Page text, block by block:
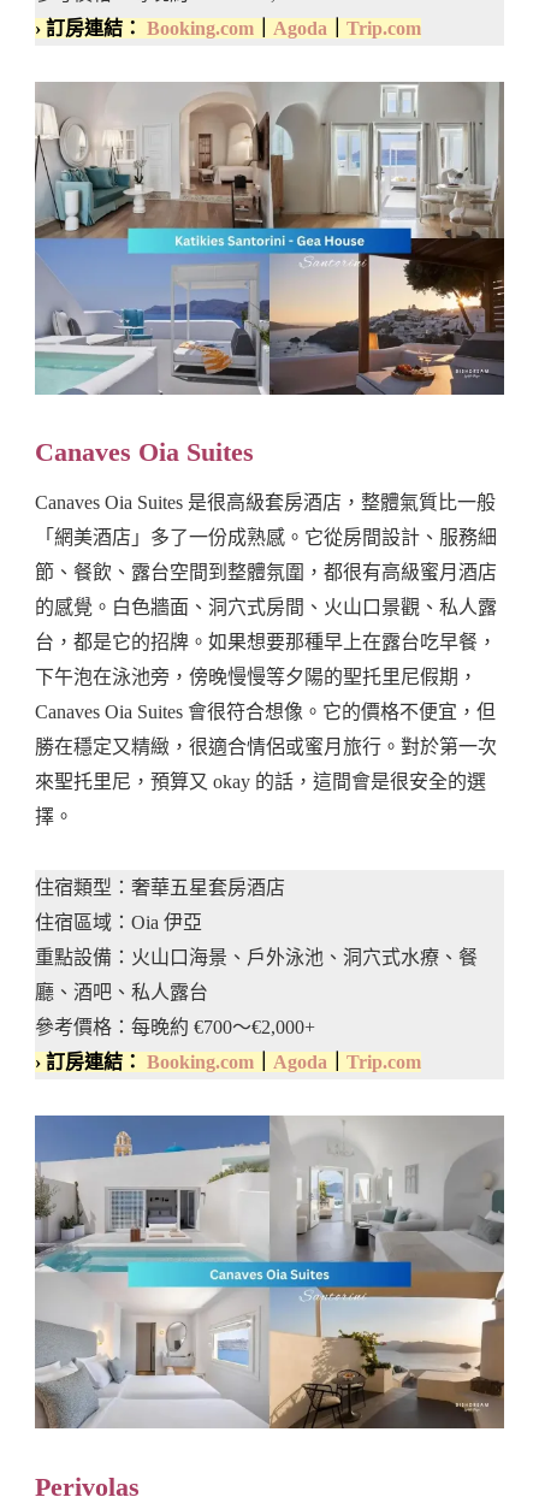
› 訂房連結： Booking.com Agoda Trip.com
Canaves Oia Suites
Canaves Oia Suites 是很高級套房酒店，整體氣質比一般
「網美酒店」多了一份成熟感。它從房間設計、服務細
節、餐飲、露台空間到整體氛圍，都很有高級蜜月酒店
的感覺。白色牆面、洞穴式房間、火山口景觀、私人露
台，都是它的招牌。如果想要那種早上在露台吃早餐，
下午泡在泳池旁，傍晚慢慢等夕陽的聖托里尼假期，
Canaves Oia Suites 會很符合想像。它的價格不便宜，但
勝在穩定又精緻，很適合情侶或蜜月旅行。對於第一次
來聖托里尼，預算又 okay 的話，這間會是很安全的選
擇。
住宿類型：奢華五星套房酒店
住宿區域：Oia 伊亞
重點設備：火山口海景、戶外泳池、洞穴式水療、餐
廳、酒吧、私人露台
參考價格：每晚約 €700～€2,000+
› 訂房連結： Booking.com Agoda Trip.com
Perivolas